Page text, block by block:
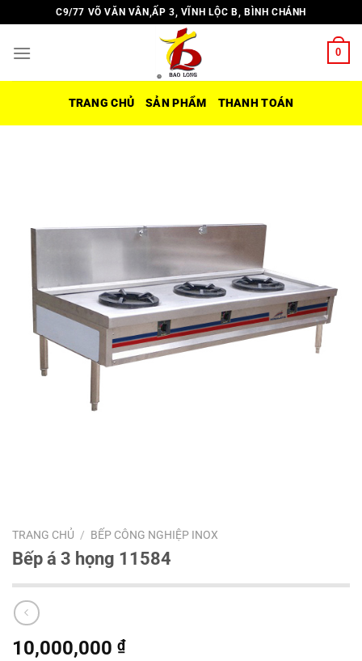
đến
nội
C9/77 VÕ VĂN VÂN,ẤP 3, VĨNH LỘC B, BÌNH CHÁNH
0
TRANG CHỦ SẢN PHẨM THANH TOÁN
TRANG CHỦ / BẾP CÔNG NGHIỆP INOX
Bếp á 3 họng 11584
10,000,000 ₫